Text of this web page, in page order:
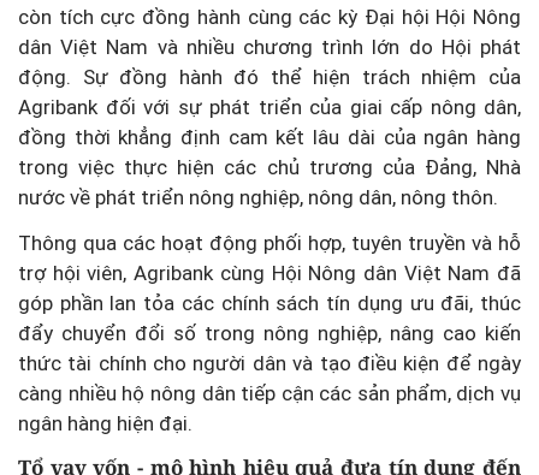
còn tích cực đồng hành cùng các kỳ Đại hội Hội Nông
dân Việt Nam và nhiều chương trình lớn do Hội phát
động. Sự đồng hành đó thể hiện trách nhiệm của
Agribank đối với sự phát triển của giai cấp nông dân,
đồng thời khẳng định cam kết lâu dài của ngân hàng
trong việc thực hiện các chủ trương của Đảng, Nhà
nước về phát triển nông nghiệp, nông dân, nông thôn.
Thông qua các hoạt động phối hợp, tuyên truyền và hỗ
trợ hội viên, Agribank cùng Hội Nông dân Việt Nam đã
góp phần lan tỏa các chính sách tín dụng ưu đãi, thúc
đẩy chuyển đổi số trong nông nghiệp, nâng cao kiến
thức tài chính cho người dân và tạo điều kiện để ngày
càng nhiều hộ nông dân tiếp cận các sản phẩm, dịch vụ
ngân hàng hiện đại.
Tổ vay vốn - mô hình hiệu quả đưa tín dụng đến